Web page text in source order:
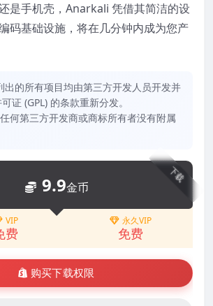
是手机壳，Anarkali 凭借其简洁的设
码基础设施，将在几分钟内成为您产
出的所有项目均由第三方开发人员开发并
证 (GPL) 的条款重新分发。
何第三方开发商或商标所有者没有附属
下载
9.9金币
VIP
费
永久VIP
免费
购买下载权限